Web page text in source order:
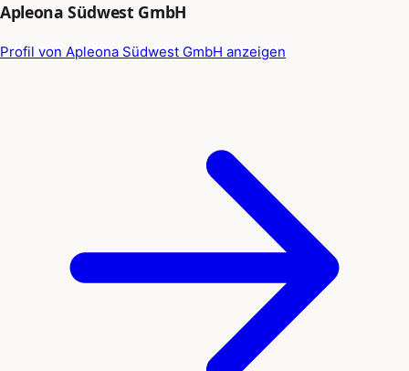
Apleona Südwest GmbH
Profil von Apleona Südwest GmbH anzeigen